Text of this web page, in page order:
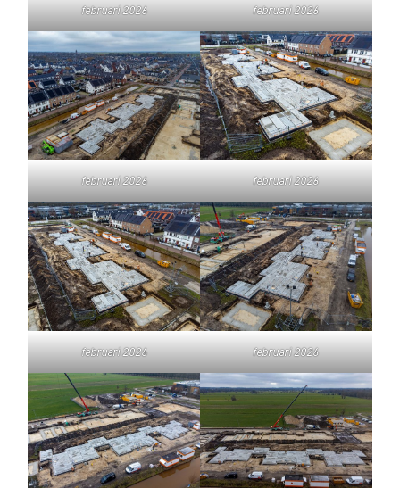
februari 2026 februari 2026
februari 2026 februari 2026
februari 2026 februari 2026